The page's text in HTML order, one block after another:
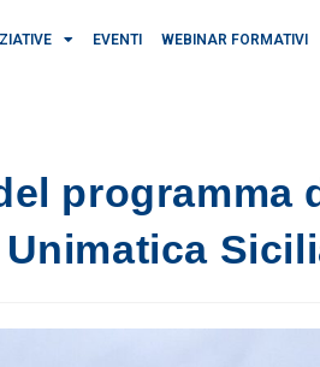
EVENTI WEBINAR FORMATIVI
programma